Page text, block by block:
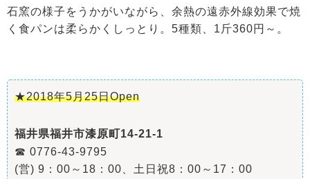
石窯の様子をうかがいながら、余熱の遠赤外線効果で焼
く食パンは柔らかくしっとり。5種類、1斤360円～。
★2018年5月25日Open
福井県福井市漆原町14-21-1
☎ 0776-43-9795
(営) 9：00～18：00、土日祝8：00～17：00